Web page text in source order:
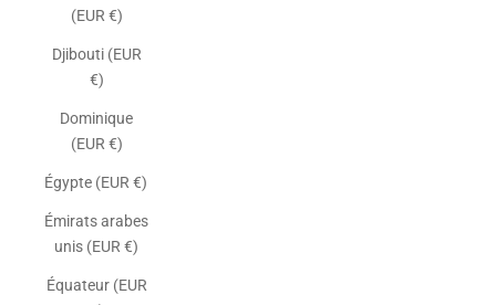
(EUR €)
Djibouti (EUR
€)
Dominique
(EUR €)
Égypte (EUR €)
Émirats arabes
unis (EUR €)
Équateur (EUR